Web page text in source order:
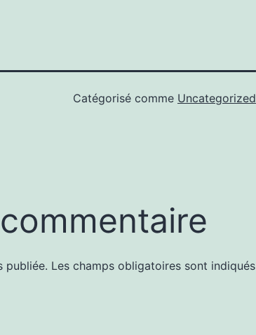
Catégorisé comme Uncategorized
publiée. Les champs obligatoires sont indiqués